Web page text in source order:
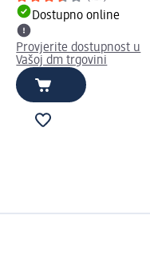
Dostupno online
Provjerite dostupnost u
Vašoj dm trgovini